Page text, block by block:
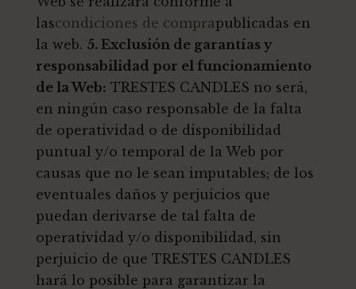
lascondiciones de comprapublicadas en
la web. 5. Exclusión de garantías y
responsabilidad por el funcionamiento
de la Web: TRESTES CANDLES no será,
en ningún caso responsable de la falta
de operatividad o de disponibilidad
puntual y/o temporal de la Web por
causas que no le sean imputables; de los
eventuales daños y perjuicios que
puedan derivarse de tal falta de
operatividad y/o disponibilidad, sin
perjuicio de que TRESTES CANDLES
hará lo posible para garantizar la